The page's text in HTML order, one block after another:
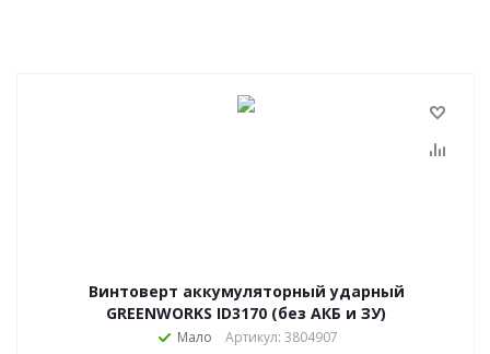
Винтоверт аккумуляторный ударный
GREENWORKS ID3170 (без АКБ и ЗУ)
Мало Артикул: 3804907